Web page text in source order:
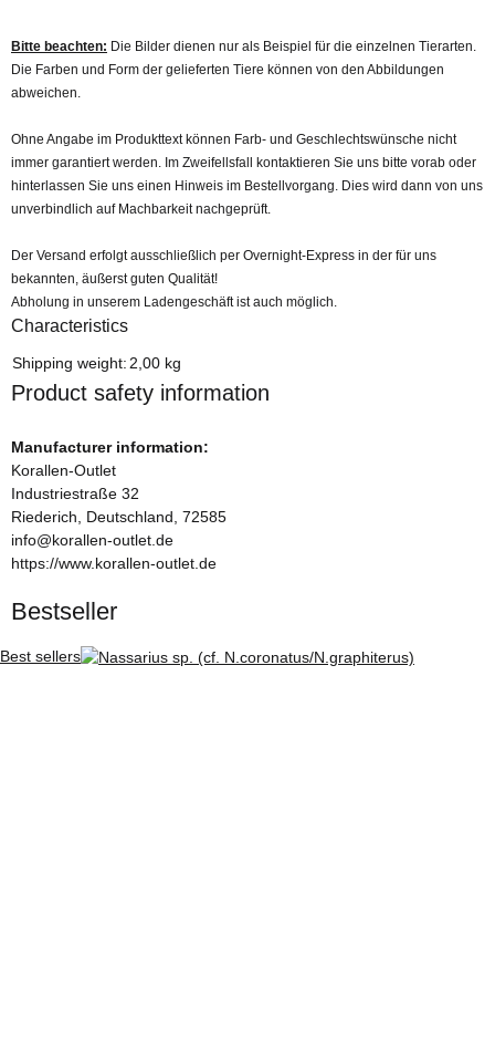
Bitte beachten: Die Bilder dienen nur als Beispiel für die einzelnen Tierarten.
Die Farben und Form der gelieferten Tiere können von den Abbildungen
abweichen.
Ohne Angabe im Produkttext können Farb- und Geschlechtswünsche nicht
immer garantiert werden. Im Zweifellsfall kontaktieren Sie uns bitte vorab oder
hinterlassen Sie uns einen Hinweis im Bestellvorgang. Dies wird dann von uns
unverbindlich auf Machbarkeit nachgeprüft.
Der Versand erfolgt ausschließlich per Overnight-Express in der für uns
bekannten, äußerst guten Qualität!
Abholung in unserem Ladengeschäft ist auch möglich.
Characteristics
Item information
Value
Shipping weight:2,00 kg
Product safety information
Manufacturer information:
Korallen-Outlet
Industriestraße 32
Riederich, Deutschland, 72585
info@korallen-outlet.de
https://www.korallen-outlet.de
Bestseller
Best sellers